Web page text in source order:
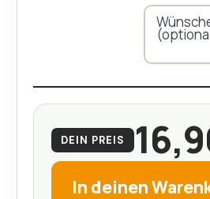
DEIN PREIS
In deinen